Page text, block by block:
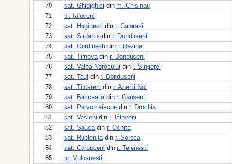
70
sat. Ghidighici din m. Chisinau
71
or. Ialoveni
72
sat. Hoginesti din r. Calarasi
73
sat. Sudarcadin r. Donduseni
74
sat. Gordinesti din r. Rezina
75
sat. Tirnovadin r. Donduseni
76
sat. Valea Norocului din r. Singerei
77
sat. Taul din r. Donduseni
78
sat. Tintareni din r. Anenii Noi
79
sat. Baccealiadin r. Causeni
80
sat. Pervomaiscoe din r. Drochia
81
sat. Vasieni din r. Ialoveni
82
sat. Saucadin r. Ocnita
83
sat. Rublenitadin r. Soroca
84
sat. Coropceni din r. Telenesti
85
or. Vulcanesti